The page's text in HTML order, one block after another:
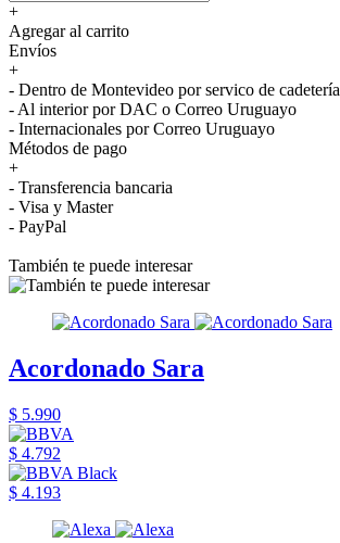
+
Agregar al carrito
Envíos
+
- Dentro de Montevideo por servico de cadetería
- Al interior por DAC o Correo Uruguayo
- Internacionales por Correo Uruguayo
Métodos de pago
+
- Transferencia bancaria
- Visa y Master
- PayPal
También te puede interesar
Acordonado Sara
$ 5.990
$ 4.792
$ 4.193